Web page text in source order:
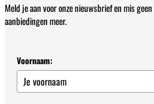
Meld je aan voor onze nieuwsbrief en mis
aanbiedingen meer.
Voornaam: